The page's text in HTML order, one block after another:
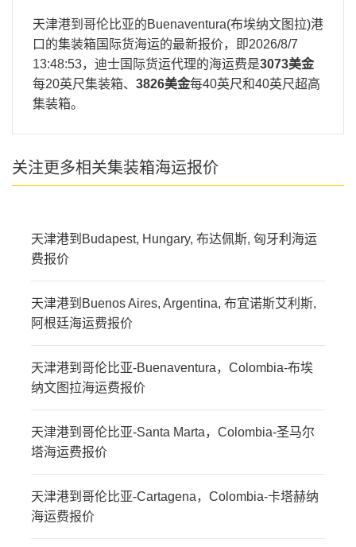
天津港到哥伦比亚的Buenaventura(布埃纳文图拉)港
口的集装箱国际货海运的最新报价，即2026/8/7
13:48:53，迪士国际货运代理的海运费是3073美金
每20英尺集装箱、 3826美金每40英尺和40英尺超高
集装箱。
关注更多相关集装箱海运报价
天津港到Budapest, Hungary, 布达佩斯, 匈牙利海运
费报价
天津港到Buenos Aires, Argentina, 布宜诺斯艾利斯,
阿根廷海运费报价
天津港到哥伦比亚-Buenaventura，Colombia-布埃
纳文图拉海运费报价
天津港到哥伦比亚-Santa Marta，Colombia-圣马尔
塔海运费报价
天津港到哥伦比亚-Cartagena，Colombia-卡塔赫纳
海运费报价